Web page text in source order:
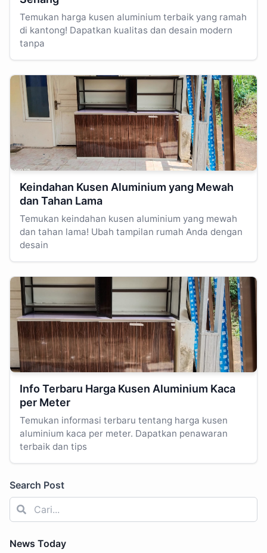
Temukan harga kusen aluminium terbaik yang ramah
di kantong! Dapatkan kualitas dan desain modern
tanpa
Keindahan Kusen Aluminium yang Mewah
dan Tahan Lama
Temukan keindahan kusen aluminium yang mewah
dan tahan lama! Ubah tampilan rumah Anda dengan
desain
Info Terbaru Harga Kusen Aluminium Kaca
per Meter
Temukan informasi terbaru tentang harga kusen
aluminium kaca per meter. Dapatkan penawaran
terbaik dan tips
Search Post
News Today